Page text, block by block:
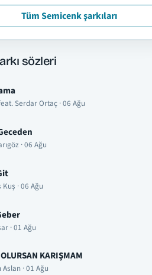
Tüm Semicenk şarkıları
sözleri
Serdar Ortaç · 06 Ağu
· 06 Ağu
· 06 Ağu
· 01 Ağu
KARIŞMAM
· 01 Ağu